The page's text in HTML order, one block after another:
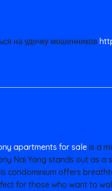
на удочку мошенников
apartments for sale is a
Nai Yang stands out as
condominium offers
for those who want to